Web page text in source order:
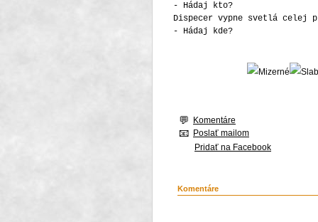
- Hádaj kto?
Dispecer vypne svetlá celej
- Hádaj kde?
Komentáre
Poslať mailom
Pridať na Facebook
Komentáre